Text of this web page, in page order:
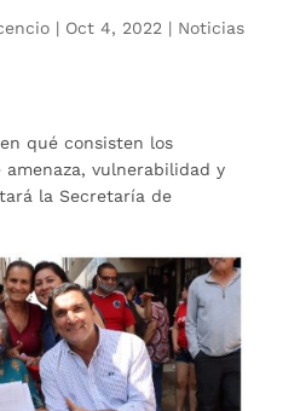
| Oct 4, 2022 | Noticias
qué consisten los
vulnerabilidad y
la Secretaría de